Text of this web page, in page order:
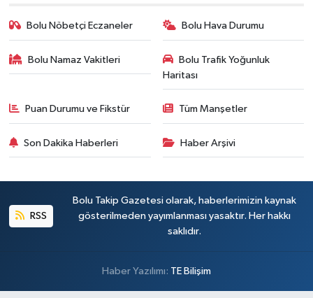
Bolu Nöbetçi Eczaneler Bolu Hava Durumu
Bolu Namaz Vakitleri
Bolu Trafik Yoğunluk
Haritası
Puan Durumu ve Fikstür Tüm Manşetler
Son Dakika Haberleri Haber Arşivi
RSS
Bolu Takip Gazetesi olarak, haberlerimizin kaynak
gösterilmeden yayımlanması yasaktır. Her hakkı
saklıdır.
Haber Yazılımı: TE Bilişim